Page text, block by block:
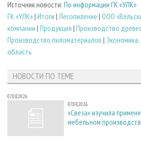
Источник новости: По информации ГК «УЛК»
ГК «УЛК»| Итоги | Лесопиление | ООО
компании | Продукция | Производство
Производство пиломатериалов |
область
НОВОСТИ ПО ТЕМЕ
07.08.2026
07.08.2026
«Свеза» изучила
мебельном